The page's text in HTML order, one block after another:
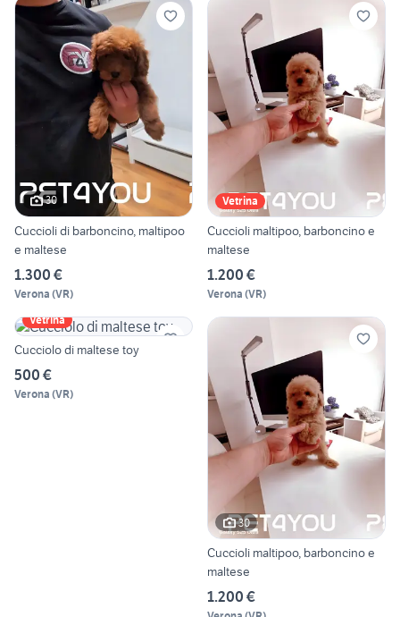
30
Cuccioli di barboncino, maltipoo
e maltese
1.300 €
Verona (VR)
Vetrina
Cuccioli maltipoo, barboncino e
maltese
1.200 €
Verona (VR)
Vetrina
Cucciolo di maltese toy
500 €
Verona (VR)
30
Cuccioli maltipoo, barboncino e
maltese
1.200 €